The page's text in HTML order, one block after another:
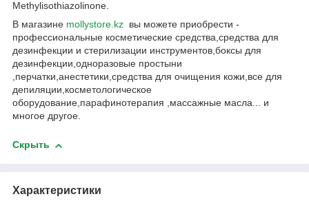
Methylisothiazolinone.
В магазине mollystore.kz вы можете приобрести -
профессиональные косметические средства,средства для
дезинфекции и стерилизации инструментов,боксы для
дезинфекции,одноразовые простыни
,перчатки,анестетики,средства для очищения кожи,все для
депиляции,косметологическое
оборудование,парафинотерапия ,массажные масла... и
многое другое.
Скрыть
Характеристики